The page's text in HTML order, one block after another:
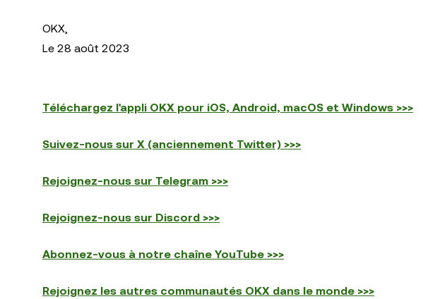
OKX,
Le 28 août 2023
Téléchargez l'appli OKX pour iOS, Android, macOS et Windows >>>
Suivez-nous sur X (anciennement Twitter) >>>
Rejoignez-nous sur Telegram >>>
Rejoignez-nous sur Discord >>>
Abonnez-vous à notre chaîne YouTube >>>
Rejoignez les autres communautés OKX dans le monde >>>